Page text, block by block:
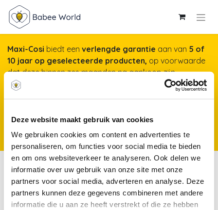
Deze website maakt gebruik van cookies
We gebruiken cookies om content en advertenties te
personaliseren, om functies voor social media te bieden
en om ons websiteverkeer te analyseren. Ook delen we
informatie over uw gebruik van onze site met onze
partners voor social media, adverteren en analyse. Deze
partners kunnen deze gegevens combineren met andere
informatie die u aan ze heeft verstrekt of die ze hebben
Maxi-Cosi biedt een verlengde garantie aan van 5 of
10 jaar op geselecteerde producten, op voorwaarde
dat deze binnen zes maanden na aankoop zijn
geregistreerd op onze website. Het duurt maar een
verlengde garantie.
Commodes
Bedden Commodes Kasten